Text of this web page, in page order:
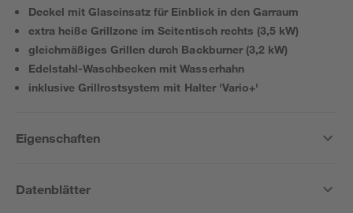
Deckel mit Glaseinsatz für Einblick in den Garraum
extra heiße Grillzone im Seitentisch rechts (3,5 kW)
gleichmäßiges Grillen durch Backburner (3,2 kW)
Edelstahl-Waschbecken mit Wasserhahn
inklusive Grillrostsystem mit Halter 'Vario+'
Eigenschaften
Datenblätter